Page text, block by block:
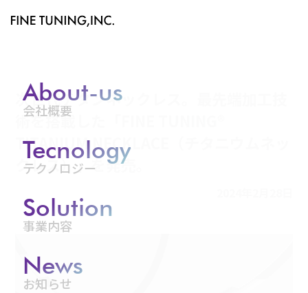
About-us
会社概要
Tecnology
テクノロジー
Solution
事業内容
News
お知らせ
次世代チタンネックレス。最先端加工技
術を搭載した「FINE TUNING®︎
TITANIUM NECKLACE（チタニウムネッ
クレス）」を発売。